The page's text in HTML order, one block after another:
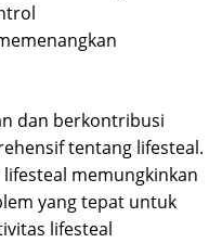
dan berkontribusi
tentang lifesteal.
memungkinkan
yang tepat untuk
lifesteal